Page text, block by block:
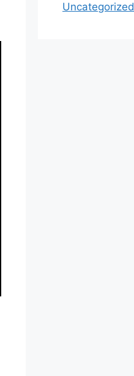
Uncategorized